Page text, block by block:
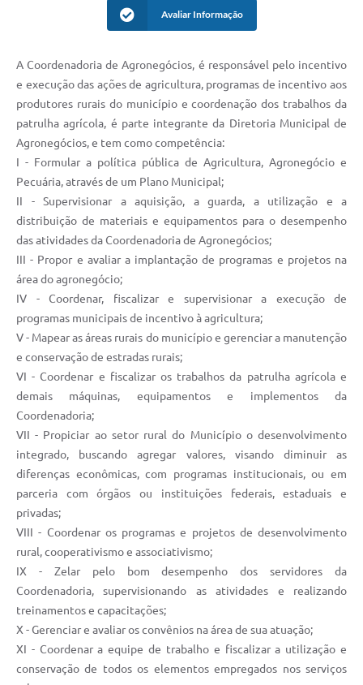
Avaliar Informação
A Coordenadoria de Agronegócios, é responsável pelo incentivo
e execução das ações de agricultura, programas de incentivo aos
produtores rurais do município e coordenação dos trabalhos da
patrulha agrícola, é parte integrante da Diretoria Municipal de
Agronegócios, e tem como competência:
I - Formular a política pública de Agricultura, Agronegócio e
Pecuária, através de um Plano Municipal;
II - Supervisionar a aquisição, a guarda, a utilização e a
distribuição de materiais e equipamentos para o desempenho
das atividades da Coordenadoria de Agronegócios;
III - Propor e avaliar a implantação de programas e projetos na
área do agronegócio;
IV - Coordenar, fiscalizar e supervisionar a execução de
programas municipais de incentivo à agricultura;
V - Mapear as áreas rurais do município e gerenciar a manutenção
e conservação de estradas rurais;
VI - Coordenar e fiscalizar os trabalhos da patrulha agrícola e
demais máquinas, equipamentos e implementos da
Coordenadoria;
VII - Propiciar ao setor rural do Município o desenvolvimento
integrado, buscando agregar valores, visando diminuir as
diferenças econômicas, com programas institucionais, ou em
parceria com órgãos ou instituições federais, estaduais e
privadas;
VIII - Coordenar os programas e projetos de desenvolvimento
rural, cooperativismo e associativismo;
IX - Zelar pelo bom desempenho dos servidores da
Coordenadoria, supervisionando as atividades e realizando
treinamentos e capacitações;
X - Gerenciar e avaliar os convênios na área de sua atuação;
XI - Coordenar a equipe de trabalho e fiscalizar a utilização e
conservação de todos os elementos empregados nos serviços